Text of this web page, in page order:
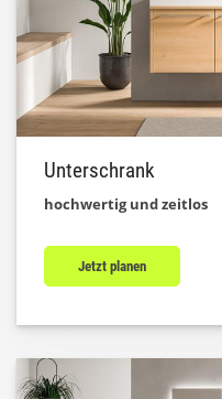
Unterschrank
hochwertig und zeitlos
Jetzt planen